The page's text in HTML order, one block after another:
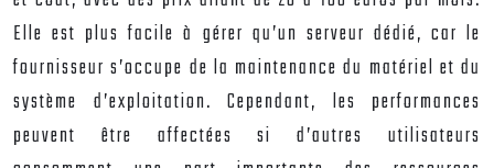
Elle est plus facile à gérer qu’un serveur dédié, car le
fournisseur s’occupe de la maintenance du matériel et du
système d’exploitation. Cependant, les performances
peuvent être affectées si d’autres utilisateurs